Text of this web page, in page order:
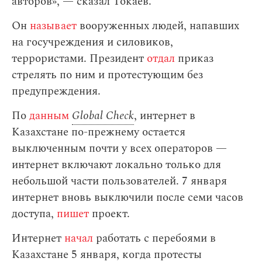
Он называет вооруженных людей, напавших
на госучреждения и силовиков,
террористами. Президент отдал приказ
стрелять по ним и протестующим без
предупреждения.
Поданным Global Check, интернет в
Казахстане по-прежнему остается
выключенным почти у всех операторов —
интернет включают локально только для
небольшой части пользователей. 7 января
интернет вновь выключили после семи часов
доступа, пишет проект.
Интернет начал работать с перебоями в
Казахстане 5 января, когда протесты